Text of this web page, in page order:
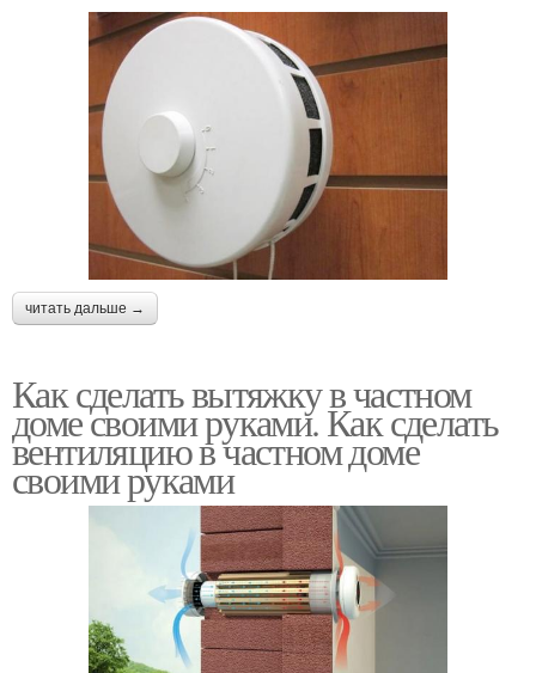
Приточно-вытяжная
вентиляция
Эффективная
вентиляция
Канальная вентиляция
читать дальше →
Как сделать вытяжку в частном
доме своими руками. Как сделать
вентиляцию в частном доме
своими руками